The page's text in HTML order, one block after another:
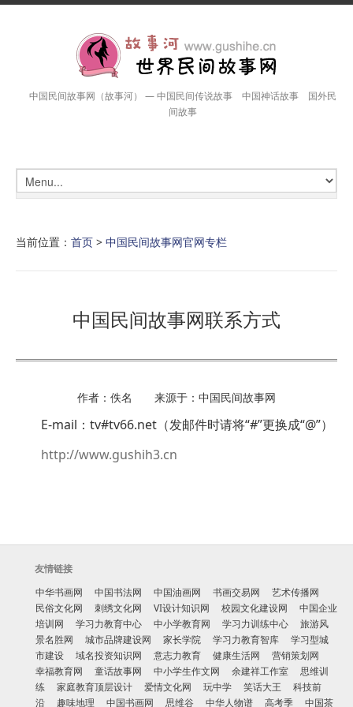
中国民间故事网（故事河） — 中国民间传说故事 中国神话故事 国外民
间故事
当前位置： 首页 > 中国民间故事网官网专栏
中国民间故事网联系方式
作者：佚名 来源于：中国民间故事网
E-mail：tv#tv66.net（发邮件时请将“#”更换成“@”）
http://www.gushih3.cn
友情链接
中华书画网
中国书法网 中国油画网 书画交易网
艺术传播网
民俗文化网
刺绣文化网 VI设计知识网 校园文化建设网
中国企业
培训网
学习力教育中心 中小学教育网 学习力训练中心
旅游风
景名胜网
城市品牌建设网 家长学院 学习力教育智库
学习型城
市建设
域名投资知识网 意志力教育 健康生活网
营销策划网
幸福教育网
童话故事网 中小学生作文网 余建祥工作室
思维训
练
家庭教育顶层设计 爱情文化网 玩中学 笑话大王
科技前
沿
趣味地理 中国书画网 思维谷 中华人物谱 高考季 中国茶